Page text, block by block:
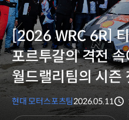
[2026 WRC 6R]
포르투갈의 격전
월드랠리팀의 시즌
현대 모터스포츠팀2026.05.11